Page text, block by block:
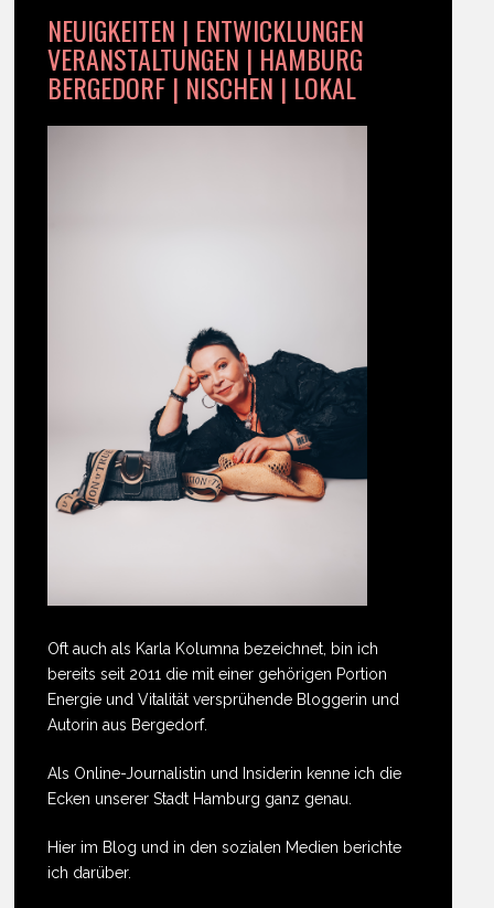
NEUIGKEITEN | ENTWICKLUNGEN
VERANSTALTUNGEN | HAMBURG
BERGEDORF | NISCHEN | LOKAL
Oft auch als Karla Kolumna bezeichnet, bin ich
bereits seit 2011 die mit einer gehörigen Portion
Energie und Vitalität versprühende Bloggerin und
Autorin aus Bergedorf.
Als Online-Journalistin und Insiderin kenne ich die
Ecken unserer Stadt Hamburg ganz genau.
Hier im Blog und in den sozialen Medien berichte
ich darüber.